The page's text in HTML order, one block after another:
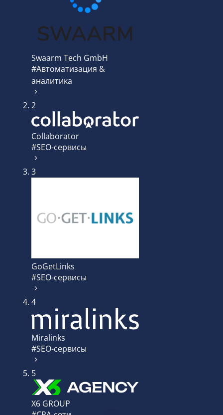
Swaarm Tech GmbH
#Автоматизация &
аналитика
2
Collaborator
#SEO-сервисы
3
GoGetLinks
#SEO-сервисы
4
Miralinks
#SEO-сервисы
5
X6 GROUP